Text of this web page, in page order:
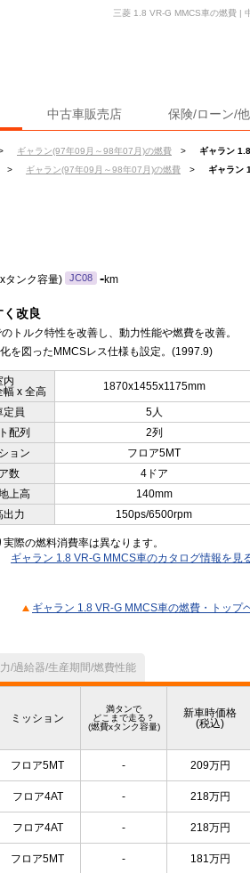
中古車販売店 保険/ローン/他
ギャラン(97年09月～98年07月)の燃費 >
ギャラン
> ギャラン(97年09月～98年07月)の燃費 > ギャラン
三菱 1.8 VR-G MMCS車の燃費 |
タンク容量) JC08 -km
改良
トルク特性を改善し、動力性能や燃費を改善。
を図ったMMCSレス仕様も設定。(1997.9)
内
幅 x 全高
1870x1455x1175mm
定員
5人
配列
2列
ョン
フロア5MT
数
4ドア
上高
140mm
出力 150ps/6500rpm
際の燃料消費率は異なります。
ギャラン 1.8 VR-G MMCS車のカタログ情報を見
ギャラン 1.8 VR-G MMCS車の燃費・トップ
/過給器/生産期間/燃費性能
ミッション
満タンで
どこまで走る？
(燃費xタンク容量)
新車時価格
(税込)
フロア5MT - 209万円
フロア4AT - 218万円
フロア4AT - 218万円
フロア5MT - 181万円